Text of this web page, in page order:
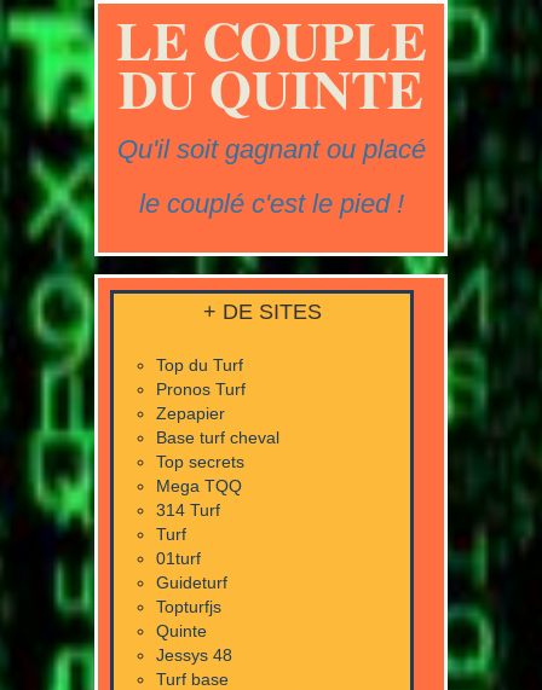
LE COUPLE
DU QUINTE
Qu'il soit gagnant ou placé
le couplé c'est le pied !
+ DE SITES
Top du Turf
Pronos Turf
Zepapier
Base turf cheval
Top secrets
Mega TQQ
314 Turf
Turf
01turf
Guideturf
Topturfjs
Quinte
Jessys 48
Turf base